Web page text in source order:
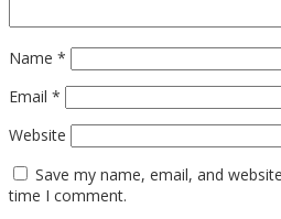
Name *
Email *
Website
Save my name, email, and
time I comment.